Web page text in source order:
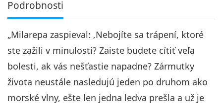
Podrobnosti
„Milarepa zaspieval: ‚Nebojíte sa trápení, ktoré
ste zažili v minulosti? Zaiste budete cítiť veľa
bolesti, ak vás nešťastie napadne? Zármutky
života neustále nasledujú jeden po druhom ako
morské vlny, ešte len jedna ledva prešla a už je